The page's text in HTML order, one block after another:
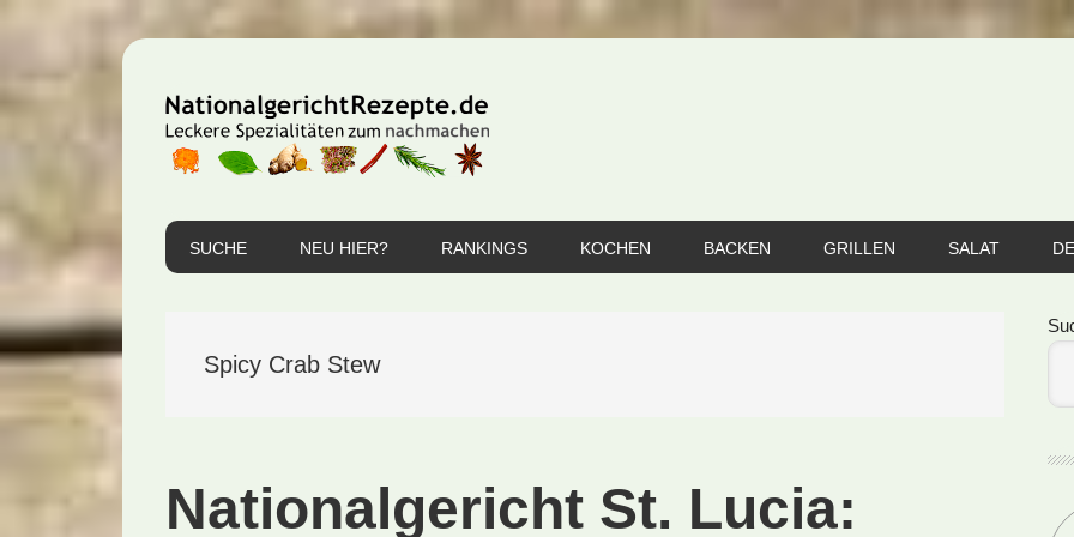
Hauptnavigation
SUCHE NEU HIER? RANKINGS KOCHEN BACKEN GRILLEN SALAT
Spicy Crab Stew
Nationalgericht St. Lucia: